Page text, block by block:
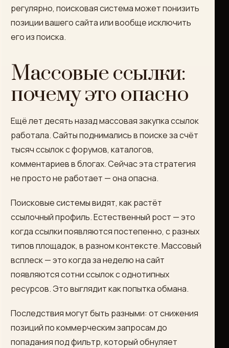
регулярно, поисковая система может понизить
позиции вашего сайта или вообще исключить
его из поиска.
Массовые ссылки:
почему это опасно
Ещё лет десять назад массовая закупка ссылок
работала. Сайты поднимались в поиске за счёт
тысяч ссылок с форумов, каталогов,
комментариев в блогах. Сейчас эта стратегия
не просто не работает — она опасна.
Поисковые системы видят, как растёт
ссылочный профиль. Естественный рост — это
когда ссылки появляются постепенно, с разных
типов площадок, в разном контексте. Массовый
всплеск — это когда за неделю на сайт
появляются сотни ссылок с однотипных
ресурсов. Это выглядит как попытка обмана.
Последствия могут быть разными: от снижения
позиций по коммерческим запросам до
попадания под фильтр, который обнуляет